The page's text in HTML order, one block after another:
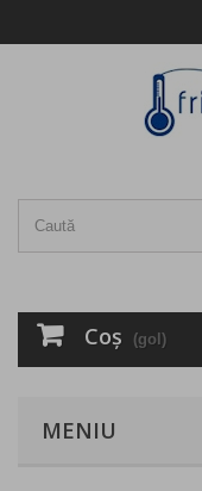
Coş (gol)
MENIU